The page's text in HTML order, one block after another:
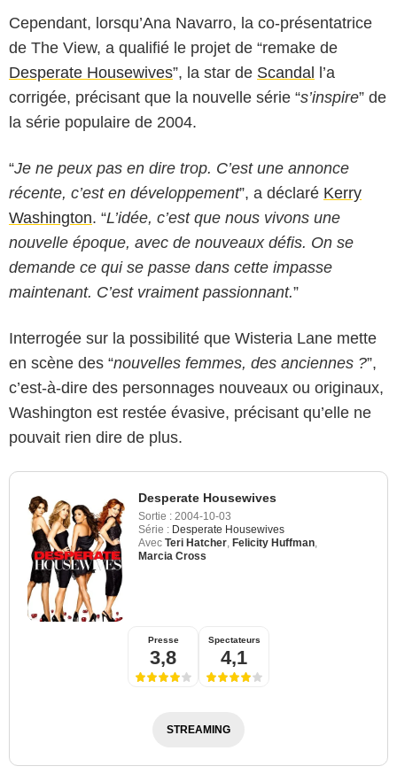
Cependant, lorsqu’Ana Navarro, la co-présentatrice
de The View, a qualifié le projet de “remake de
Desperate Housewives”, la star de Scandal l’a
corrigée, précisant que la nouvelle série “s’inspire” de
la série populaire de 2004.
“Je ne peux pas en dire trop. C’est une annonce
récente, c’est en développement”, a déclaré Kerry
Washington. “L’idée, c’est que nous vivons une
nouvelle époque, avec de nouveaux défis. On se
demande ce qui se passe dans cette impasse
maintenant. C’est vraiment passionnant.”
Interrogée sur la possibilité que Wisteria Lane mette
en scène des “nouvelles femmes, des anciennes ?”,
c’est-à-dire des personnages nouveaux ou originaux,
Washington est restée évasive, précisant qu’elle ne
pouvait rien dire de plus.
Desperate Housewives
Sortie : 2004-10-03
Série : Desperate Housewives
Avec Teri Hatcher Felicity Huffman
Marcia Cross
Presse
3,8
Spectateurs
4,1
STREAMING